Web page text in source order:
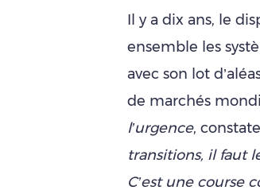
Il y a dix ans, le
ensemble les
avec son lot
de marchés
l’urgence,
transitions, il faut
C’est une course